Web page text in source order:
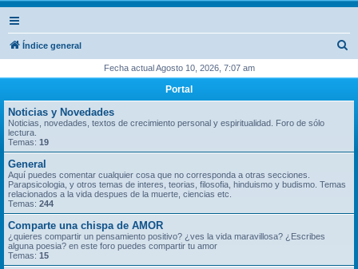
Índice general
c
Fecha actual Agosto 10, 2026, 7:07 am
Portal
Noticias y Novedades
Noticias, novedades, textos de crecimiento personal y espiritualidad. Foro de sólo
lectura.
Temas: 19
General
Aquí puedes comentar cualquier cosa que no corresponda a otras secciones.
Parapsicologia, y otros temas de interes, teorias, filosofia, hinduismo y budismo. Temas
relacionados a la vida despues de la muerte, ciencias etc.
Temas: 244
Comparte una chispa de AMOR
¿quieres compartir un pensamiento positivo? ¿ves la vida maravillosa? ¿Escribes
alguna poesia? en este foro puedes compartir tu amor
Temas: 15